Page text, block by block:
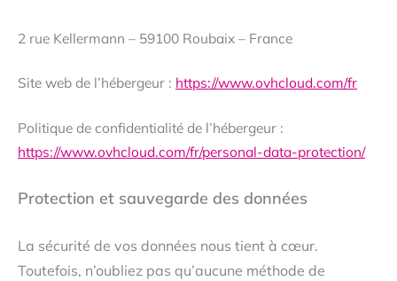
2 rue Kellermann – 59100 Roubaix – France
Site web de l’hébergeur : https://www.ovhcloud.com/fr
Politique de confidentialité de l’hébergeur :
https://www.ovhcloud.com/fr/personal-data-protection/
Protection et sauvegarde des données
La sécurité de vos données nous tient à cœur.
Toutefois, n’oubliez pas qu’aucune méthode de